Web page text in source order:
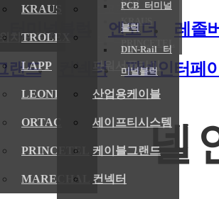
치/연락처
KRAUS
TROLEX
LAPP
LEONI
ORTAC
PRINCETEL
MARECHAL
KRAUS
PRINCETEL
PCB 터미널
블럭
DIN-Rail 터
미널블럭
엔코더
레졸버
파워서플라이
산업용케이블
세이프티시스템
케이블그랜드
컨넥터
전기,기
터미널블럭 엔코더 레졸
랜드 컨넥터 판넬인터페
넬